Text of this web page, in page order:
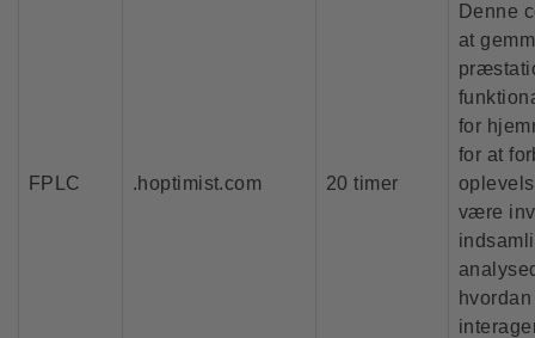
FPLC .hoptimist.com 20 timer
Denne
at
for
for at
være